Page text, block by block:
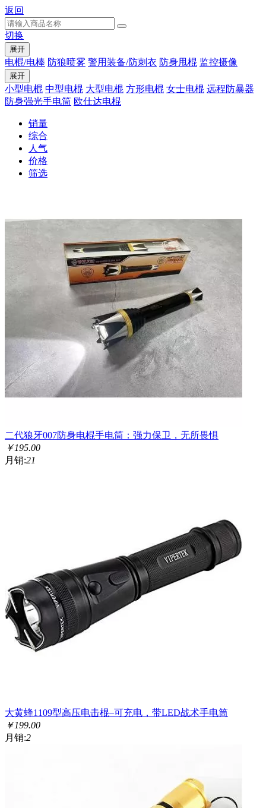
返回
切换
展开
电棍/电棒 防狼喷雾 警用装备/防刺衣 防身甩棍 监控摄像
展开
小型电棍 中型电棍 大型电棍 方形电棍 女士电棍 远程防暴器
防身强光手电筒 欧仕达电棍
销量
综合
人气
价格
筛选
二代狼牙007防身电棍手电筒：强力保卫，无所畏惧
￥195.00
月销:21
大黄蜂1109型高压电击棍–可充电，带LED战术手电筒
￥199.00
月销:2